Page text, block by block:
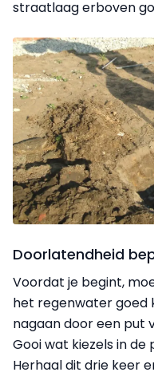
straatlaag erboven
Doorlatendheid
Voordat je begint,
het regenwater goed
nagaan door een put
Gooi wat kiezels in de
Herhaal dit drie keer